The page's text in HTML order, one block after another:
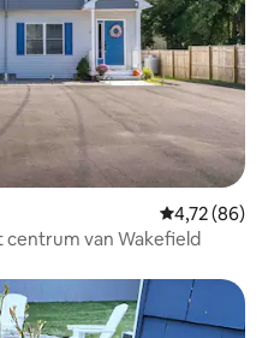
Gemiddelde
4,72 (86)
van Wakefield